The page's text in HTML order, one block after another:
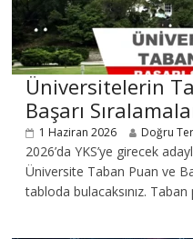
Üniversitelerin
Başarı
1 Haziran 2026 Doğru
2026’da YKS’ye girecek
Üniversite Taban Puan ve
tabloda bulacaksınız.